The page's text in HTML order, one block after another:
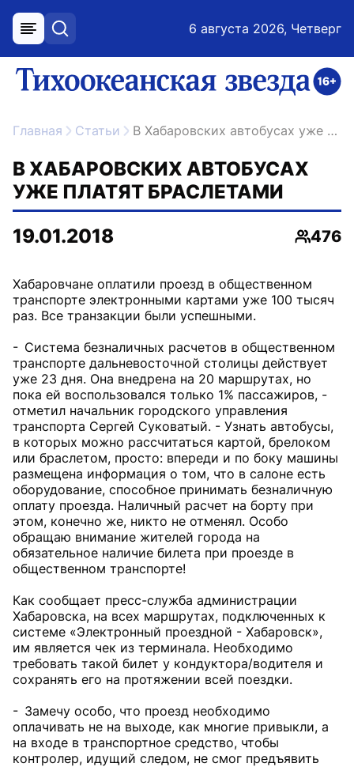
меню поиск 6 августа 2026, Четверг
ссылка на главную
Главная Статьи В Хабаровских автобусах уже платят браслетами
В ХАБАРОВСКИХ АВТОБУСАХ
УЖЕ ПЛАТЯТ БРАСЛЕТАМИ
19.01.2018
476
Хабаровчане оплатили проезд в общественном
транспорте электронными картами уже 100 тысяч
раз. Все транзакции были успешными.
- Система безналичных расчетов в общественном
транспорте дальневосточной столицы действует
уже 23 дня. Она внедрена на 20 маршрутах, но
пока ей воспользовался только 1% пассажиров, -
отметил начальник городского управления
транспорта Сергей Суковатый. - Узнать автобусы,
в которых можно рассчитаться картой, брелоком
или браслетом, просто: впереди и по боку машины
размещена информация о том, что в салоне есть
оборудование, способное принимать безналичную
оплату проезда. Наличный расчет на борту при
этом, конечно же, никто не отменял. Особо
обращаю внимание жителей города на
обязательное наличие билета при проезде в
общественном транспорте!
Как сообщает пресс-служба администрации
Хабаровска, на всех маршрутах, подключенных к
системе «Электронный проездной - Хабаровск»,
им является чек из терминала. Необходимо
требовать такой билет у кондуктора/водителя и
сохранять его на протяжении всей поездки.
- Замечу особо, что проезд необходимо
оплачивать не на выходе, как многие привыкли, а
на входе в транспортное средство, чтобы
контролер, идущий следом, не смог предъявить